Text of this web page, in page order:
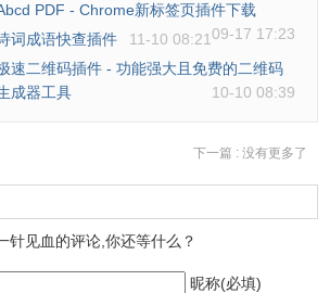
PDF - Chrome新标签页插件下载
09-17 17:23
词成语快查插件
11-10 08:21
速二维码插件 - 功能强大且免费的二维码
成器工具
10-10 08:39
下一篇 : 没有更多了
针见血的评论,你还等什么？
昵称(必填)